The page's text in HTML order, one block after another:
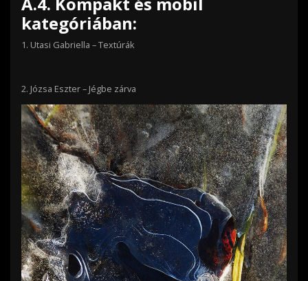
kategóriában:
1. Utasi Gabriella – Textúrák
2. Józsa Eszter – Jégbe zárva